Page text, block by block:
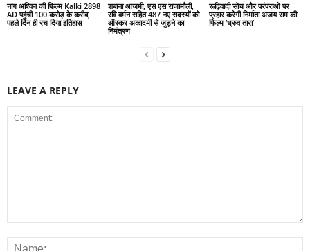
नाग अश्विन की फिल्म Kalki 2898
AD पहुंची 100 करोड़ के करीब,
पहले दिन ही रच दिया इतिहास
शबाना आजमी, एस एस राजामौली,
रवि वर्मन सहित 487 नए सदस्यों को
ऑस्कर अकादमी से जुड़ने का
निमंत्रण
रूढ़िवादी सोच और परंपराओ पर
प्रहार करेगी निर्माता अजय राम की
फिल्म ‘ध्रुव तारा’
LEAVE A REPLY